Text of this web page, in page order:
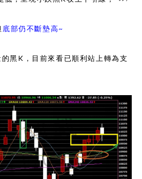
底部仍不斷墊高~
黑K，目前來看已順利站上轉為支